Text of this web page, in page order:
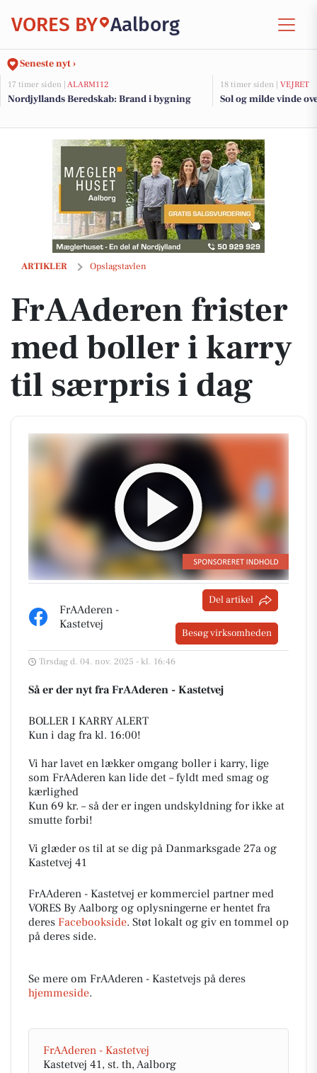
VORES BY Aalborg
Seneste nyt ›
17 timer siden | ALARM112
Nordjyllands Beredskab: Brand i bygning
18 timer siden | VEJRET
Sol og milde vinde
ARTIKLER Opslagstavlen
FrAAderen frister med boller i karry til særpris i dag
FrAAderen frister
med boller i karry
til særpris i dag
FrAAderen -
Kastetvej
Del artikel
Besøg virksomheden
Tirsdag d. 04. nov. 2025 - kl. 16:46
Så er der nyt fra FrAAderen - Kastetvej
BOLLER I KARRY ALERT
Kun i dag fra kl. 16:00!
Vi har lavet en lækker omgang boller i karry, lige
som FrAAderen kan lide det – fyldt med smag og
kærlighed
Kun 69 kr. – så der er ingen undskyldning for ikke at
smutte forbi!
Vi glæder os til at se dig på Danmarksgade 27a og
Kastetvej 41
FrAAderen - Kastetvej er kommerciel partner med
VORES By Aalborg og oplysningerne er hentet fra
deres Facebookside. Støt lokalt og giv en tommel op
på deres side.
Se mere om FrAAderen - Kastetvejs på deres
hjemmeside.
FrAAderen - Kastetvej
Kastetvej 41, st. th, Aalborg